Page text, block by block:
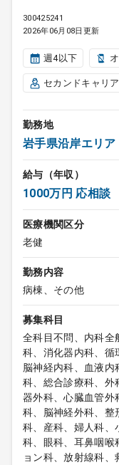
300425241
2026年06月08日更新
週4以下
セカンドキャリア
勤務地
岩手県沿岸エリア
給与（年収）
1000万円 応相談
医療機関区分
老健
勤務内容
病棟、その他
募集科目
全科目不問、内科全
科、消化器内科、循
脳神経内科、血液
科、総合診療科、外
器外科、心臓血管外
科、脳神経外科、整
科、産科、婦人科、
科、眼科、耳鼻咽喉
ョン科、放射線科